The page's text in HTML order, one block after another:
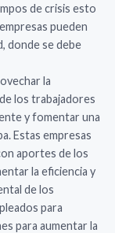
de crisis esto
pueden
donde se debe
la
los trabajadores
y fomentar una
Estas empresas
aportes de los
la eficiencia y
de los
para
para aumentar la